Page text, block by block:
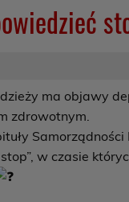
ma objawy
zdrowotnym.
w czasie